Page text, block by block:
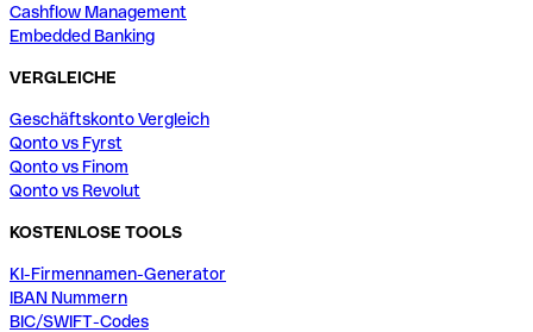
Cashflow Management
Embedded Banking
VERGLEICHE
Geschäftskonto Vergleich
Qonto vs Fyrst
Qonto vs Finom
Qonto vs Revolut
KOSTENLOSE TOOLS
KI-Firmennamen-Generator
IBAN Nummern
BIC/SWIFT-Codes